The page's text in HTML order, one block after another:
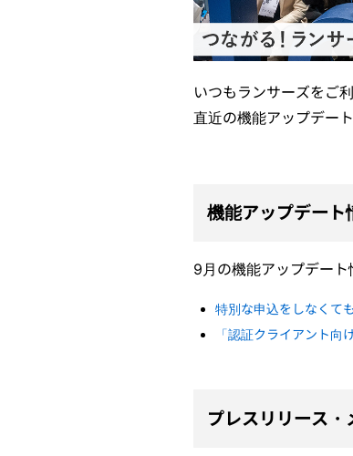
いつもランサーズをご
直近の機能アップデー
機能アップデート
9月の機能アップデート
特別な申込をしなくて
「認証クライアント
プレスリリース・